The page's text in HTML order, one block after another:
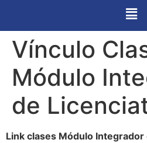
Vínculo
Módulo
de
Link clases Módulo